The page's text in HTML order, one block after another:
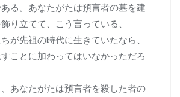
る。あなたがたは預言者の墓を建
り立てて、こう言っている、
ちが先祖の時代に生きていたなら、
ことに加わってはいなかっただろ
あなたがたは預言者を殺した者の